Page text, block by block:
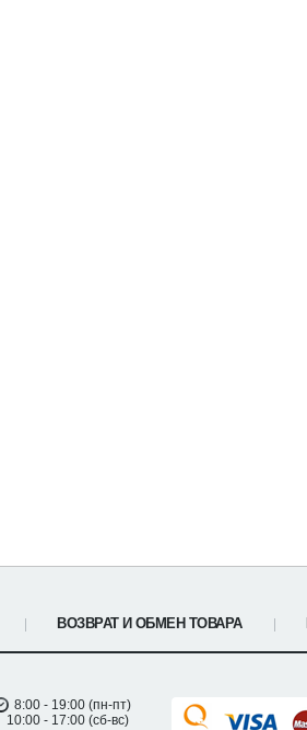
ВОЗВРАТ И ОБМЕН ТОВАРА
8:00 - 19:00 (пн-пт)
10:00 - 17:00 (сб-вс)